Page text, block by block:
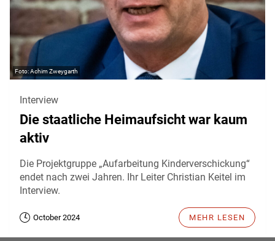
Achim Zweygarth
Interview
Die staatliche Heimaufsicht war kaum
aktiv
Die Projektgruppe „Aufarbeitung Kinderverschickung“
endet nach zwei Jahren. Ihr Leiter Christian Keitel im
Interview.
October 2024 MEHR LESEN